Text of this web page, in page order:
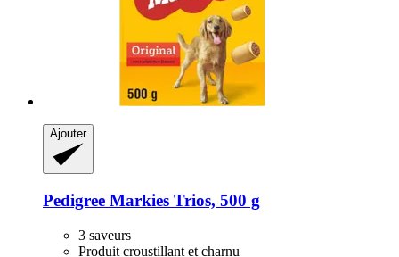
Ajouter
Pedigree Markies Trios, 500 g
3 saveurs
Produit croustillant et charnu